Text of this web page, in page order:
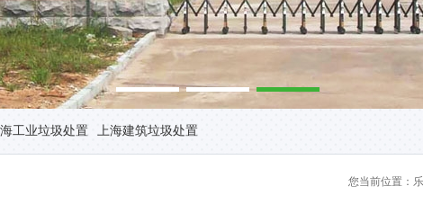
工业垃圾处置 上海建筑垃圾处置
您当前位置：